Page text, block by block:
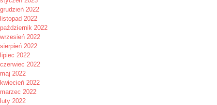
grudzień 2022
listopad 2022
październik 2022
wrzesień 2022
sierpień 2022
lipiec 2022
czerwiec 2022
maj 2022
kwiecień 2022
marzec 2022
luty 2022